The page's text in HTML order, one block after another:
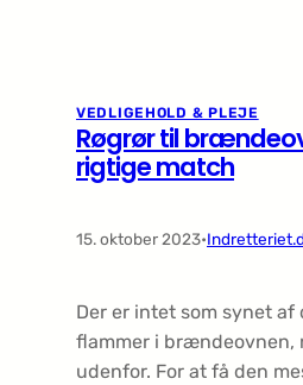
VEDLIGEHOLD & PLEJE
Røgrør til
rigtige match
15. oktober 2023•
Der er intet som synet af
flammer i brændeovnen,
udenfor. For at få den